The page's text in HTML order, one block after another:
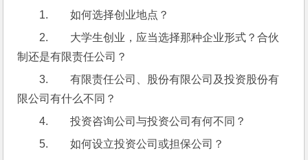
1.        如何选择创业地点？
2.        大学生创业，应当选择那种企业形式？合伙
制还是有限责任公司？
3.        有限责任公司、股份有限公司及投资股份有
限公司有什么不同？
4.        投资咨询公司与投资公司有何不同？
5.        如何设立投资公司或担保公司？